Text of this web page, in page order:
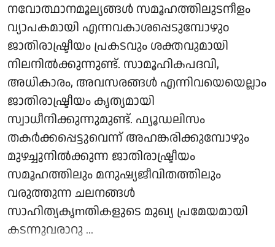
നവോത്ഥാനമൂല്യങ്ങൾ സമൂഹത്തിലുടനീളം
വ്യാപകമായി എന്നവകാശപ്പെടുമ്പോഴുo
ജാതിരാഷ്ട്രീയം പ്രകടവും ശക്തവുമായി
നിലനിൽക്കുന്നുണ്ട്. സാമൂഹികപദവി,
അധികാരം, അവസരങ്ങൾ എന്നിവയെയെല്ലാം
ജാതിരാഷ്ട്രീയം കൃത്യമായി
സ്വാധീനിക്കുന്നുമുണ്ട്. ഫ്യൂഡലിസം
തകർക്കപ്പെട്ടുവെന്ന് അഹങ്കരിക്കുമ്പോഴും
മുഴച്ചുനിൽക്കുന്ന ജാതിരാഷ്ട്രീയം
സമൂഹത്തിലും മനുഷ്യജീവിതത്തിലും
വരുത്തുന്ന ചലനങ്ങൾ
സാഹിത്യകൃmതികളുടെ മുഖ്യ പ്രമേയമായി
കടന്നുവരാറു ...